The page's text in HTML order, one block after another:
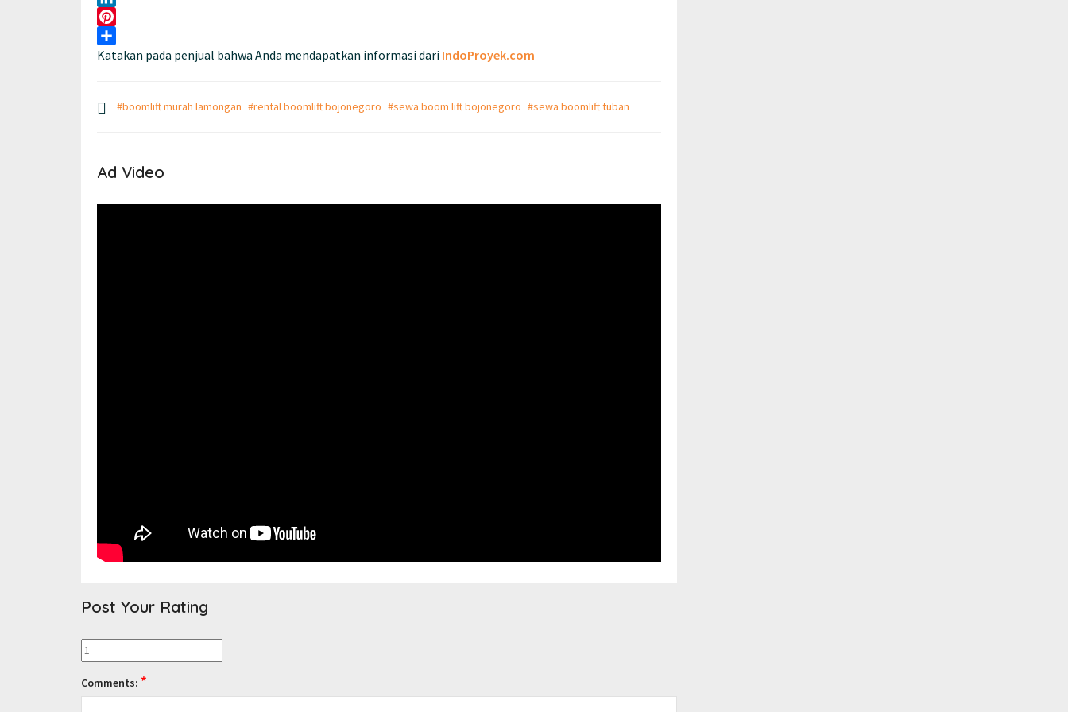
LinkedIn
Pinterest
Share
Katakan pada penjual bahwa Anda mendapatkan informasi dari IndoProyek.com
#boomlift murah lamongan #rental boomlift bojonegoro #sewa boom lift bojonegoro #sewa boomlift tuban
Ad Video
Post Your Rating
Comments: *